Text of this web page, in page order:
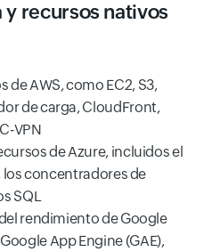
y recursos nativos
AWS, como EC2, S3,
de carga, CloudFront,
VPN
de Azure, incluidos el
concentradores de
SQL
rendimiento de Google
App Engine (GAE),